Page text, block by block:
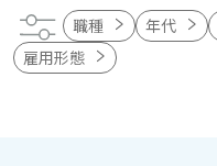
職種 年代
雇用形態